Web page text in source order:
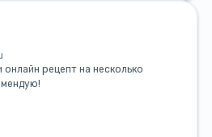
рецепт на несколько